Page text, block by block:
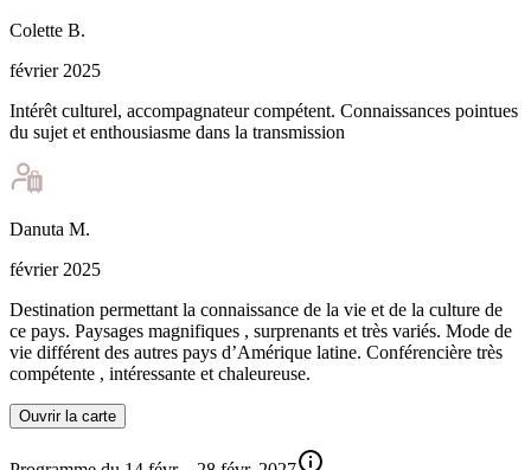
Colette B.
février 2025
Intérêt culturel, accompagnateur compétent. Connaissances pointues
du sujet et enthousiasme dans la transmission
Danuta M.
février 2025
Destination permettant la connaissance de la vie et de la culture de
ce pays. Paysages magnifiques , surprenants et très variés. Mode de
vie différent des autres pays d’Amérique latine. Conférencière très
compétente , intéressante et chaleureuse.
Ouvrir la carte